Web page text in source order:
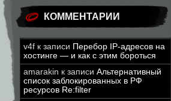
КОММЕНТАРИИ
v4f к записи Перебор IP-адресов на
хостинге — и как с этим бороться
amarakin к записи Альтернативный
список заблокированных в РФ
ресурсов Re:filter